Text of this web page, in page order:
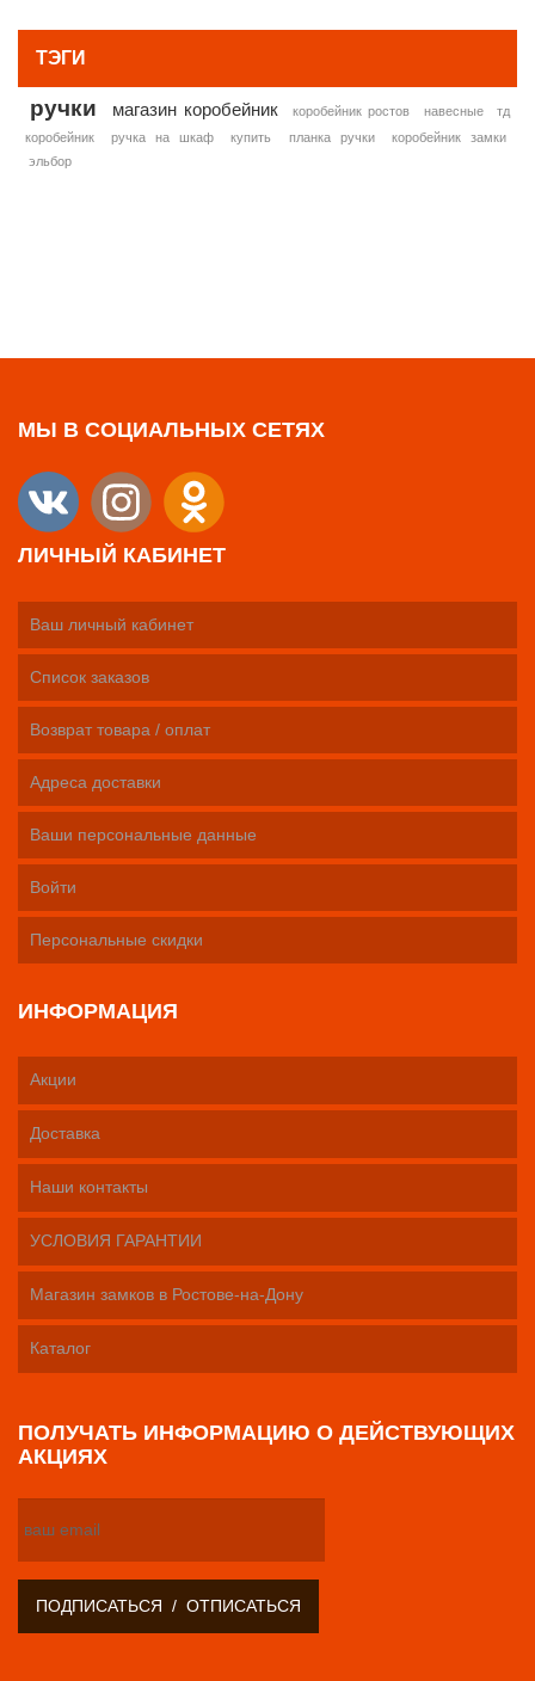
ТЭГИ
ручки магазин коробейник коробейник ростов навесные
тд
коробейник
ручка на шкаф купить планка ручки
коробейник замки
эльбор
МЫ В СОЦИАЛЬНЫХ СЕТЯХ
ЛИЧНЫЙ КАБИНЕТ
Ваш личный кабинет
Список заказов
Возврат товара / оплат
Адреса доставки
Ваши персональные данные
Войти
Персональные скидки
ИНФОРМАЦИЯ
Акции
Доставка
Наши контакты
УСЛОВИЯ ГАРАНТИИ
Магазин замков в Ростове-на-Дону
Каталог
ПОЛУЧАТЬ ИНФОРМАЦИЮ О ДЕЙСТВУЮЩИХ
АКЦИЯХ